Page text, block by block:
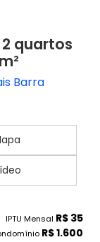
quartos
Barra
IPTU Mensal R$ 35
R$ 1.600